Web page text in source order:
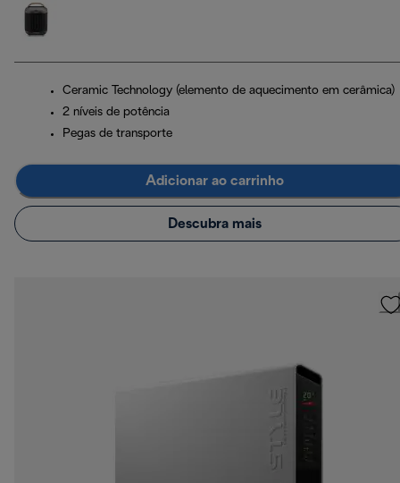
Ceramic Technology (elemento de aquecimento em cerâmica)
2 níveis de potência
Pegas de transporte
Adicionar ao carrinho
Descubra mais